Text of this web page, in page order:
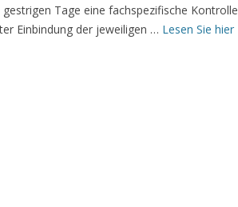
Tage eine fachspezifische Kontrolle
Einbindung der jeweiligen … Lesen Sie hier